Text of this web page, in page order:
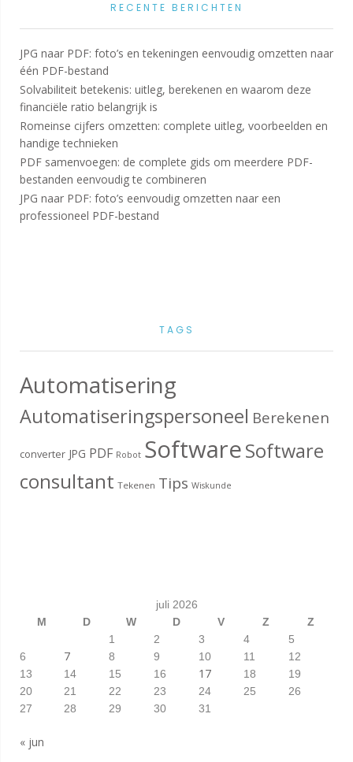
RECENTE BERICHTEN
JPG naar PDF: foto’s en tekeningen eenvoudig omzetten naar
één PDF-bestand
Solvabiliteit betekenis: uitleg, berekenen en waarom deze
financiële ratio belangrijk is
Romeinse cijfers omzetten: complete uitleg, voorbeelden en
handige technieken
PDF samenvoegen: de complete gids om meerdere PDF-
bestanden eenvoudig te combineren
JPG naar PDF: foto’s eenvoudig omzetten naar een
professioneel PDF-bestand
TAGS
Automatisering
Automatiseringspersoneel Berekenen
converter JPG PDF Robot SoftwareSoftware
consultant Tekenen Tips Wiskunde
juli 2026
M
D W D V Z
Z
1
2 3 4
5
6
7 8 9 10 11
12
13
14 15 16 17 18
19
20
21 22 23 24 25
26
27
28 29 30 31
« jun